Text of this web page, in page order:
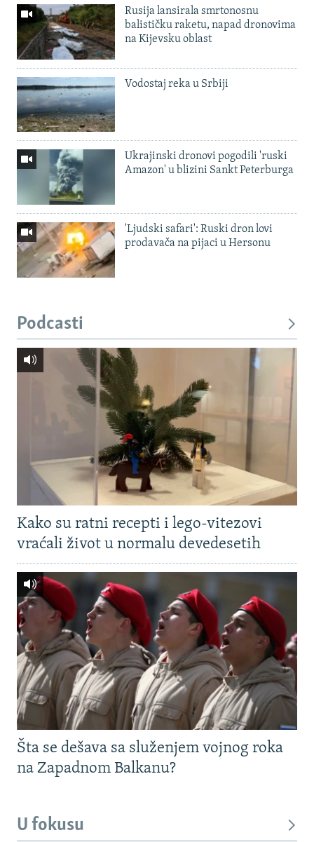
Rusija lansirala smrtonosnu
balističku raketu, napad dronovima
na Kijevsku oblast
Vodostaj reka u Srbiji
Ukrajinski dronovi pogodili 'ruski
Amazon' u blizini Sankt Peterburga
'Ljudski safari': Ruski dron lovi
prodavača na pijaci u Hersonu
Podcasti
Kako su ratni recepti i lego-vitezovi
vraćali život u normalu devedesetih
Šta se dešava sa služenjem vojnog roka
na Zapadnom Balkanu?
U fokusu